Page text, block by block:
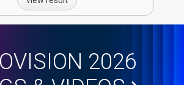
2026